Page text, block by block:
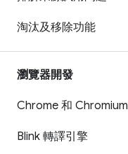
淘汰及移除功能
瀏覽器開發
Chrome 和 Chromium
Blink 轉譯引擎